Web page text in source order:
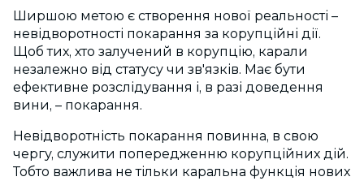
Ширшою метою є створення нової реальності –
невідворотності покарання за корупційні дії.
Щоб тих, хто залучений в корупцію, карали
незалежно від статусу чи зв'язків. Має бути
ефективне розслідування і, в разі доведення
вини, – покарання.
Невідворотність покарання повинна, в свою
чергу, служити попередженню корупційних дій.
Тобто важлива не тільки каральна функція нових